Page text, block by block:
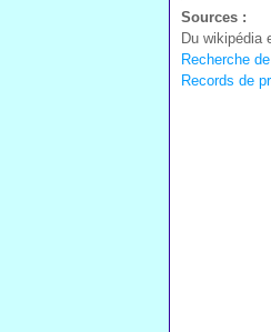
Sources :
Du wikipédia
Recherche
Records de